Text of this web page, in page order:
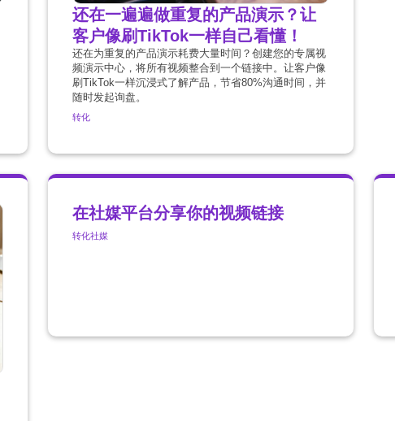
还在一遍遍做重复的产品演示？让
客户像刷TikTok一样自己看懂！
还在为重复的产品演示耗费大量时间？创建您的专属视
频演示中心，将所有视频整合到一个链接中。让客户像
刷TikTok一样沉浸式了解产品，节省80%沟通时间，并
随时发起询盘。
转化
在社媒平台分享你的视频链接
转化社媒